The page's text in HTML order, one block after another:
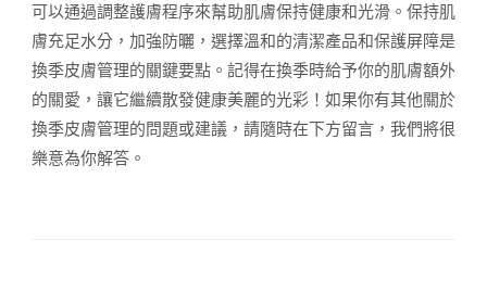
可以通過調整護膚程序來幫助肌膚保持健康和光滑。保持肌
膚充足水分，加強防曬，選擇溫和的清潔產品和保護屏障是
換季皮膚管理的關鍵要點。記得在換季時給予你的肌膚額外
的關愛，讓它繼續散發健康美麗的光彩！如果你有其他關於
換季皮膚管理的問題或建議，請隨時在下方留言，我們將很
樂意為你解答。